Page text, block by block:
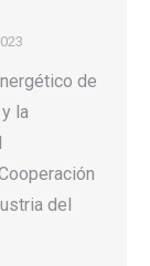
de
la
del